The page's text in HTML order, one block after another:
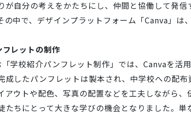
が自分の考えをかたちにし、仲間と協働して発
の中で、デザインプラットフォーム「Canva」は
レットの制作
学校紹介パンフレット制作」では、Canvaを活
したパンフレットは製本され、中学校への配布
アウトや配色、写真の配置などを工夫しながら
たちにとって大きな学びの機会となりました。単